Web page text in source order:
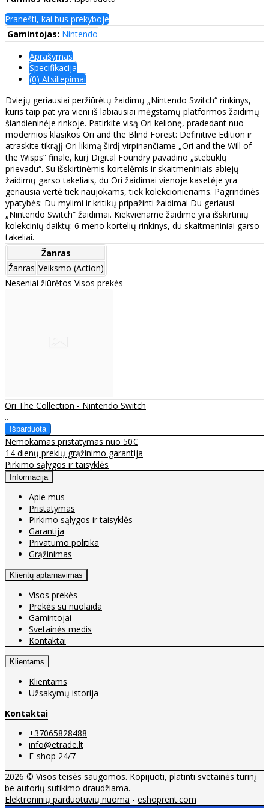
Pranešti, kai bus prekyboje
Gamintojas: Nintendo
Aprašymas
Specifikacija
(0) Atsiliepimai
Dviejų geriausiai peržiūrėtų žaidimų „Nintendo Switch“ rinkinys,
kuris taip pat yra vieni iš labiausiai mėgstamų platformos žaidimų
šiandieninėje rinkoje. Patirkite visą Ori kelionę, pradedant nuo
modernios klasikos Ori and the Blind Forest: Definitive Edition ir
atraskite tikrąjį Ori likimą širdį virpinančiame „Ori and the Will of
the Wisps“ finale, kurį Digital Foundry pavadino „stebuklų
prievadu“. Su išskirtinėmis kortelėmis ir skaitmeniniais abiejų
žaidimų garso takeliais, du Ori žaidimai vienoje kasetėje yra
geriausia vertė tiek naujokams, tiek kolekcionieriams. Pagrindinės
ypatybės: Du mylimi ir kritikų pripažinti žaidimai Du geriausi
„Nintendo Switch“ žaidimai. Kiekviename žaidime yra išskirtinių
kolekcinių daiktų: 6 meno kortelių rinkinys, du skaitmeniniai garso
takeliai.
Žanras
Žanras Veiksmo (Action)
Neseniai žiūrėtos Visos prekės
Ori The Collection - Nintendo Switch
..
Nemokamas pristatymas nuo 50€
14 dienų prekių grąžinimo garantija
Pirkimo sąlygos ir taisyklės
Informacija
Apie mus
Pristatymas
Pirkimo sąlygos ir taisyklės
Garantija
Privatumo politika
Grąžinimas
Klientų aptarnavimas
Visos prekės
Prekės su nuolaida
Gamintojai
Svetainės medis
Kontaktai
Klientams
Klientams
Užsakymų istorija
Kontaktai
+37065828488
info@etrade.lt
E-shop 24/7
2026 © Visos teisės saugomos. Kopijuoti, platinti svetainės turinį
be autorių sutikimo draudžiama.
Elektroninių parduotuvių nuoma - eshoprent.com